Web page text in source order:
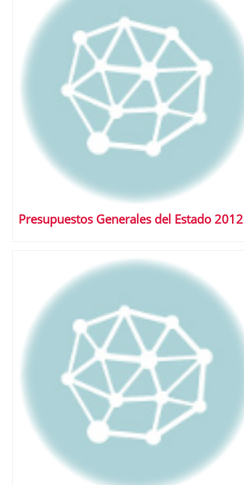
Presupuestos Generales del Estado 2012